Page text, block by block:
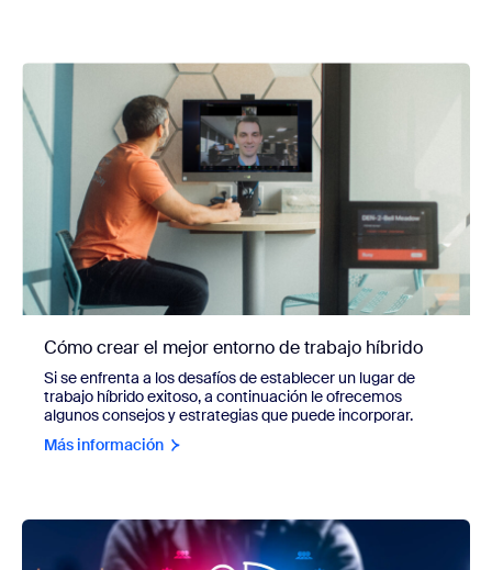
Cómo crear el mejor entorno de trabajo híbrido
Si se enfrenta a los desafíos de establecer un lugar de
trabajo híbrido exitoso, a continuación le ofrecemos
algunos consejos y estrategias que puede incorporar.
Más información